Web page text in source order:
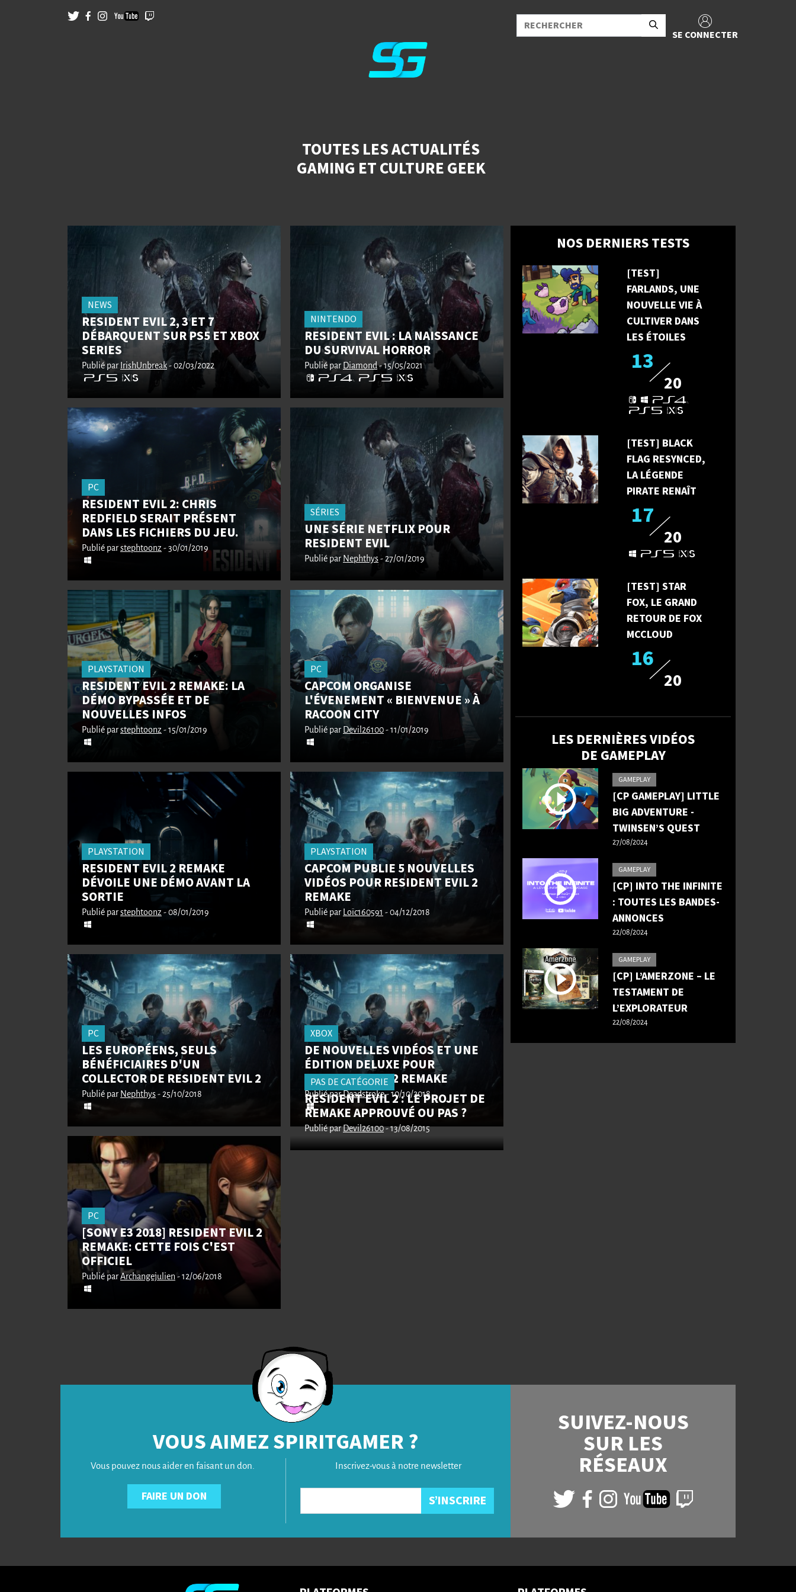
SE CONNECTER
TOUTES LES ACTUALITÉS
GAMING ET CULTURE GEEK
NEWS
RESIDENT EVIL 2, 3 ET 7
DÉBARQUENT SUR PS5 ET XBOX
SERIES
Publié par IrishUnbreak- 02/03/2022
NINTENDO
RESIDENT EVIL : LA NAISSANCE
DU SURVIVAL HORROR
Publié par Diamond- 15/05/2021
PC
RESIDENT EVIL 2: CHRIS
REDFIELD SERAIT PRÉSENT
DANS LES FICHIERS DU JEU.
Publié parstephtoonz - 30/01/2019
SÉRIES
UNE SÉRIE NETFLIX POUR
RESIDENT EVIL
Publié par Nephthys- 27/01/2019
PLAYSTATION
RESIDENT EVIL 2 REMAKE: LA
DÉMO BYPASSÉE ET DE
NOUVELLES INFOS
Publié parstephtoonz - 15/01/2019
PC
CAPCOM ORGANISE
L'ÉVENEMENT « BIENVENUE » À
RACOON CITY
Publié par Devil26100- 11/01/2019
PLAYSTATION
RESIDENT EVIL 2 REMAKE
DÉVOILE UNE DÉMO AVANT LA
SORTIE
Publié parstephtoonz - 08/01/2019
PLAYSTATION
CAPCOM PUBLIE 5 NOUVELLES
VIDÉOS POUR RESIDENT EVIL 2
REMAKE
Publié par Loïc160591 - 04/12/2018
PC
LES EUROPÉENS, SEULS
BÉNÉFICIAIRES D'UN
COLLECTOR DE RESIDENT EVIL 2
Publié par Nephthys- 25/10/2018
XBOX
DE NOUVELLES VIDÉOS ET UNE
ÉDITION DELUXE POUR
RESIDENT EVIL 2 REMAKE
Publié parDeadstroke- 10/10/2018
PC
[SONY E3 2018] RESIDENT EVIL 2
REMAKE: CETTE FOIS C'EST
OFFICIEL
Publié parArchangejulien- 12/06/2018
PAS DE CATÉGORIE
RESIDENT EVIL 2 : LE PROJET DE
REMAKE APPROUVÉ OU PAS ?
Publié parDevil26100- 13/08/2015
NOS DERNIERS TESTS
[TEST]
FARLANDS, UNE
NOUVELLE VIE À
CULTIVER DANS
LES ÉTOILES
13
20
[TEST] BLACK
FLAG RESYNCED,
LA LÉGENDE
PIRATE RENAÎT
17
20
[TEST] STAR
FOX, LE GRAND
RETOUR DE FOX
MCCLOUD
16
20
LES DERNIÈRES VIDÉOS
DE GAMEPLAY
GAMEPLAY
[CP GAMEPLAY] LITTLE
BIG ADVENTURE -
TWINSEN’S QUEST
27/08/2024
GAMEPLAY
[CP] INTO THE INFINITE
: TOUTES LES BANDES-
ANNONCES
22/08/2024
GAMEPLAY
[CP] L’AMERZONE – LE
TESTAMENT DE
L’EXPLORATEUR
22/08/2024
VOUS AIMEZ SPIRITGAMER ?
Vous pouvez nous aider en faisant un don.
FAIRE UN DON
Inscrivez-vous à notre newsletter
SUIVEZ-NOUS
SUR LES
RÉSEAUX